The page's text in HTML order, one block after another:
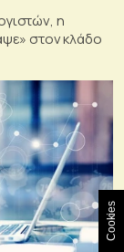
η
στον κλάδο
Cookies